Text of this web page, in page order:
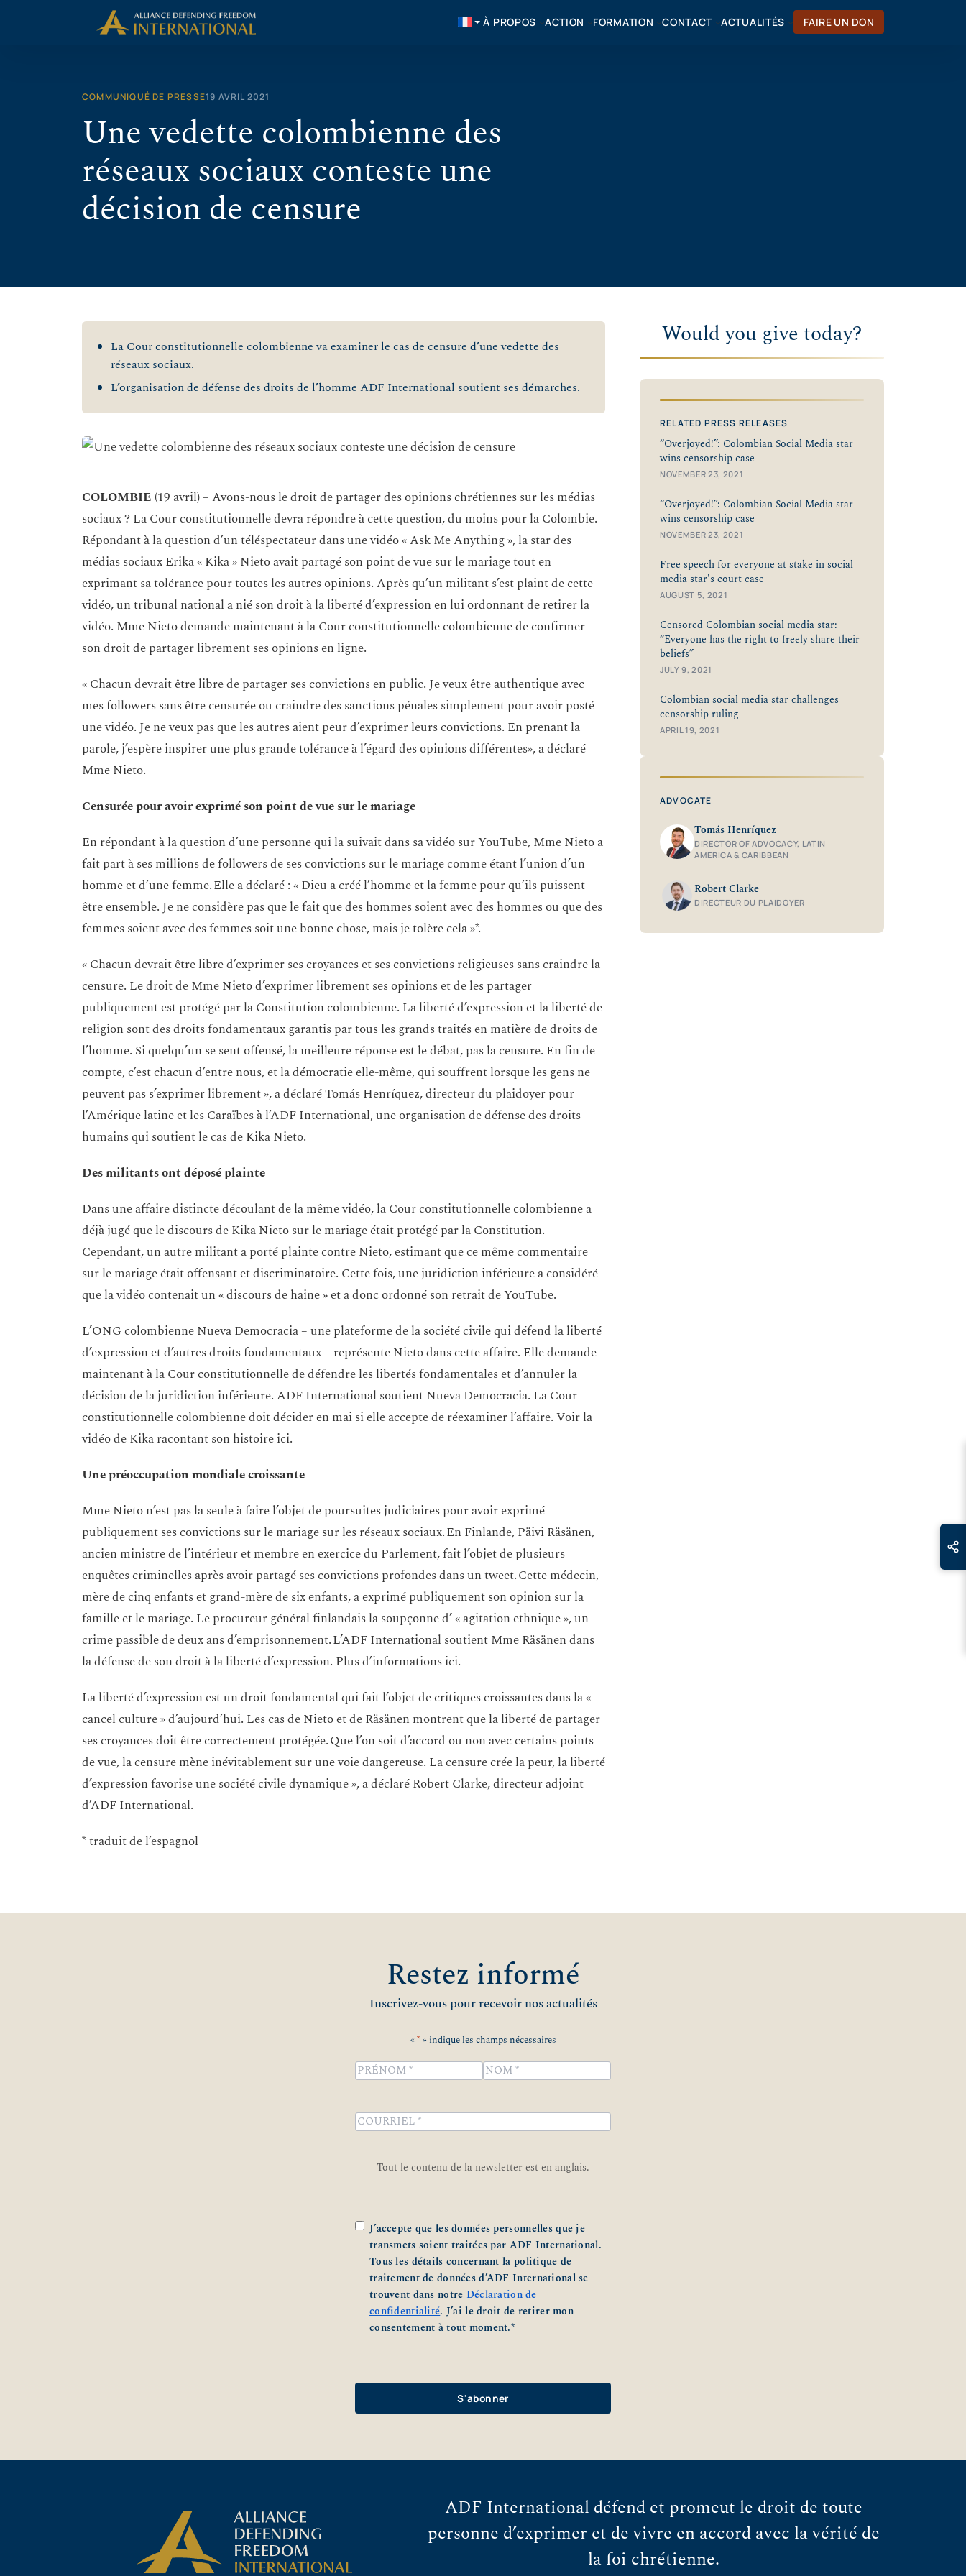
À PROPOS ACTION FORMATION CONTACT ACTUALITÉS FAIRE UN DON
COMMUNIQUÉ DE PRESSE19 AVRIL 2021
Une vedette colombienne des
réseaux sociaux conteste une
décision de censure
La Cour constitutionnelle colombienne va examiner le cas de censure d’une vedette des
réseaux sociaux.
L’organisation de défense des droits de l’homme ADF International soutient ses démarches.
COLOMBIE (19 avril) – Avons-nous le droit de partager des opinions chrétiennes sur les médias
sociaux ? La Cour constitutionnelle devra répondre à cette question, du moins pour la Colombie.
Répondant à la question d’un téléspectateur dans une vidéo « Ask Me Anything », la star des
médias sociaux Erika « Kika » Nieto avait partagé son point de vue sur le mariage tout en
exprimant sa tolérance pour toutes les autres opinions. Après qu’un militant s’est plaint de cette
vidéo, un tribunal national a nié son droit à la liberté d’expression en lui ordonnant de retirer la
vidéo. Mme Nieto demande maintenant à la Cour constitutionnelle colombienne de confirmer
son droit de partager librement ses opinions en ligne.
« Chacun devrait être libre de partager ses convictions en public. Je veux être authentique avec
mes followers sans être censurée ou craindre des sanctions pénales simplement pour avoir posté
une vidéo. Je ne veux pas que les autres aient peur d’exprimer leurs convictions. En prenant la
parole, j’espère inspirer une plus grande tolérance à l’égard des opinions différentes», a déclaré
Mme Nieto.
Censurée pour avoir exprimé son point de vue sur le mariage
En répondant à la question d’une personne qui la suivait dans sa vidéo sur YouTube, Mme Nieto a
fait part à ses millions de followers de ses convictions sur le mariage comme étant l’union d’un
homme et d’une femme. Elle a déclaré : « Dieu a créé l’homme et la femme pour qu’ils puissent
être ensemble. Je ne considère pas que le fait que des hommes soient avec des hommes ou que des
femmes soient avec des femmes soit une bonne chose, mais je tolère cela »*.
« Chacun devrait être libre d’exprimer ses croyances et ses convictions religieuses sans craindre la
censure. Le droit de Mme Nieto d’exprimer librement ses opinions et de les partager
publiquement est protégé par la Constitution colombienne. La liberté d’expression et la liberté de
religion sont des droits fondamentaux garantis par tous les grands traités en matière de droits de
l’homme. Si quelqu’un se sent offensé, la meilleure réponse est le débat, pas la censure. En fin de
compte, c’est chacun d’entre nous, et la démocratie elle-même, qui souffrent lorsque les gens ne
peuvent pas s’exprimer librement », a déclaré Tomás Henríquez, directeur du plaidoyer pour
l’Amérique latine et les Caraïbes à l’ADF International, une organisation de défense des droits
humains qui soutient le cas de Kika Nieto.
Des militants ont déposé plainte
Dans une affaire distincte découlant de la même vidéo, la Cour constitutionnelle colombienne a
déjà jugé que le discours de Kika Nieto sur le mariage était protégé par la Constitution.
Cependant, un autre militant a porté plainte contre Nieto, estimant que ce même commentaire
sur le mariage était offensant et discriminatoire. Cette fois, une juridiction inférieure a considéré
que la vidéo contenait un « discours de haine » et a donc ordonné son retrait de YouTube.
L’ONG colombienne Nueva Democracia – une plateforme de la société civile qui défend la liberté
d’expression et d’autres droits fondamentaux – représente Nieto dans cette affaire. Elle demande
maintenant à la Cour constitutionnelle de défendre les libertés fondamentales et d’annuler la
décision de la juridiction inférieure. ADF International soutient Nueva Democracia. La Cour
constitutionnelle colombienne doit décider en mai si elle accepte de réexaminer l’affaire. Voir la
vidéo de Kika racontant son histoire ici.
Une préoccupation mondiale croissante
Mme Nieto n’est pas la seule à faire l’objet de poursuites judiciaires pour avoir exprimé
publiquement ses convictions sur le mariage sur les réseaux sociaux. En Finlande, Päivi Räsänen,
ancien ministre de l’intérieur et membre en exercice du Parlement, fait l’objet de plusieurs
enquêtes criminelles après avoir partagé ses convictions profondes dans un tweet. Cette médecin,
mère de cinq enfants et grand-mère de six enfants, a exprimé publiquement son opinion sur la
famille et le mariage. Le procureur général finlandais la soupçonne d’ « agitation ethnique », un
crime passible de deux ans d’emprisonnement. L’ADF International soutient Mme Räsänen dans
la défense de son droit à la liberté d’expression. Plus d’informations ici.
La liberté d’expression est un droit fondamental qui fait l’objet de critiques croissantes dans la «
cancel culture » d’aujourd’hui. Les cas de Nieto et de Räsänen montrent que la liberté de partager
ses croyances doit être correctement protégée. Que l’on soit d’accord ou non avec certains points
de vue, la censure mène inévitablement sur une voie dangereuse. La censure crée la peur, la liberté
d’expression favorise une société civile dynamique », a déclaré Robert Clarke, directeur adjoint
d’ADF International.
* traduit de l’espagnol
Would you give today?
RELATED PRESS RELEASES
“Overjoyed!”: Colombian Social Media star
wins censorship case
NOVEMBER 23, 2021
“Overjoyed!”: Colombian Social Media star
wins censorship case
NOVEMBER 23, 2021
Free speech for everyone at stake in social
media star's court case
AUGUST 5, 2021
Censored Colombian social media star:
“Everyone has the right to freely share their
beliefs”
JULY 9, 2021
Colombian social media star challenges
censorship ruling
APRIL 19, 2021
ADVOCATE
Tomás Henríquez
DIRECTOR OF ADVOCACY, LATIN
AMERICA & CARIBBEAN
Robert Clarke
DIRECTEUR DU PLAIDOYER
Restez informé
Inscrivez-vous pour recevoir nos actualités
« *» indique les champs nécessaires
Name*
COURRIEL*
Tout le contenu de la newsletter est en anglais.
Zustimmung
J’accepte que les données personnelles que je
transmets soient traitées par ADF International.
Tous les détails concernant la politique de
traitement de données d’ADF International se
trouvent dans notreDéclaration de
confidentialité. J’ai le droit de retirer mon
consentement à tout moment.*
ADF International défend et promeut le droit de toute
personne d’exprimer et de vivre en accord avec la vérité de
la foi chrétienne.